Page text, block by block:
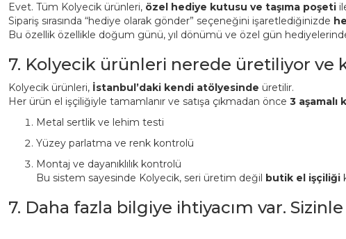
Evet. Tüm Kolyecik ürünleri, özel hediye kutusu ve taşıma poşeti
Sipariş sırasında “hediye olarak gönder” seçeneğini işaretlediğinizde
Bu özellik özellikle doğum günü, yıl dönümü ve özel gün
7. Kolyecik ürünleri nerede üretiliyor ve
Kolyecik ürünleri, İstanbul’daki kendi atölyesinde üretilir.
Her ürün el işçiliğiyle tamamlanır ve satışa çıkmadan önce 3
Metal sertlik ve lehim testi
Yüzey parlatma ve renk kontrolü
Montaj ve dayanıklılık kontrolü
Bu sistem sayesinde Kolyecik, seri üretim değil butik el işçiliği
7. Daha fazla bilgiye ihtiyacım var.